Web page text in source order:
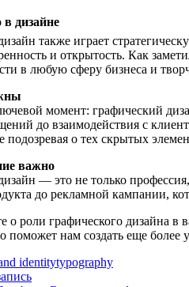
дизайне
также играет
и открытость. Как
в любую сферу бизнеса и
момент: графический
до взаимодействия с
подозревая о тех скрытых
важно
— это не только
до рекламной кампании,
о роли графического дизайна
нам создать еще более
identitytypography
Предыдущая